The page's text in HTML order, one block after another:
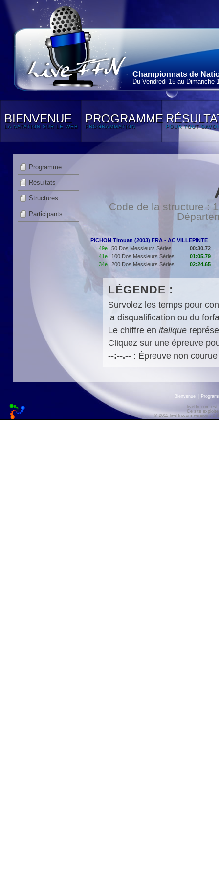
Championnats de
Du Vendredi 15 au Dimanche
BIENVENUE
LA NATATION SUR LE WEB
PROGRAMME
PROGRAMMATION POUR TOUT
Programme
Résultats
Structures
Participants
Code de la structure :
PICHON Titouan (2003) FRA - AC VILLEPINTE
49e
50 Dos Messieurs Séries
00:30.72
41e
100 Dos Messieurs Séries
01:05.79
34e
200 Dos Messieurs Séries 02:24.65
LÉGENDE :
Survolez les temps pour
la disqualification ou du
Le chiffre en italique
Cliquez sur une épreuve
--:--.--: Épreuve non
Bienvenue
liveffn.com est
Ce site
© 2011 liveffn.com version :